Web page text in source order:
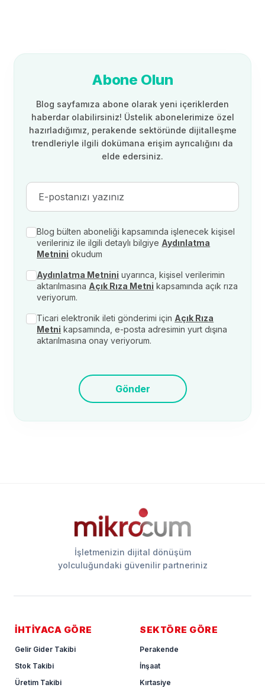
Abone Olun
Blog sayfamıza abone olarak yeni içeriklerden
haberdar olabilirsiniz! Üstelik abonelerimize özel
hazırladığımız, perakende sektöründe dijitalleşme
trendleriyle ilgili dokümana erişim ayrıcalığını da
elde edersiniz.
Blog bülten aboneliği kapsamında işlenecek kişisel
verileriniz ile ilgili detaylı bilgiye Aydınlatma
Metnini okudum
Aydınlatma Metnini uyarınca, kişisel verilerimin
aktarılmasına Açık Rıza Metni kapsamında açık rıza
veriyorum.
Ticari elektronik ileti gönderimi için Açık Rıza
Metni kapsamında, e-posta adresimin yurt dışına
aktarılmasına onay veriyorum.
Gönder
İşletmenizin dijital dönüşüm
yolculuğundaki güvenilir partneriniz
İHTİYACA GÖRE
Gelir Gider Takibi
Stok Takibi
Üretim Takibi
SEKTÖRE GÖRE
Perakende
İnşaat
Kırtasiye